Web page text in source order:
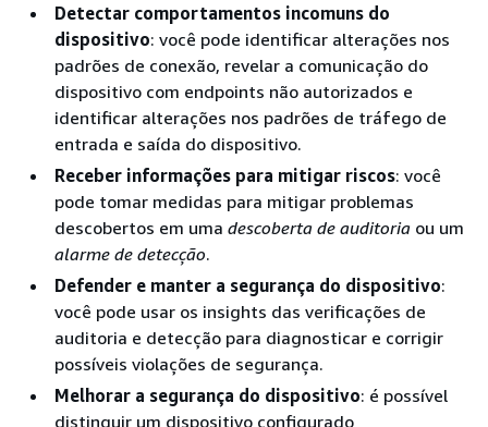
Detectar comportamentos incomuns do
dispositivo: você pode identificar alterações nos
padrões de conexão, revelar a comunicação do
dispositivo com endpoints não autorizados e
identificar alterações nos padrões de tráfego de
entrada e saída do dispositivo.
Receber informações para mitigar riscos: você
pode tomar medidas para mitigar problemas
descobertos em uma descoberta de auditoria ou um
alarme de detecção.
Defender e manter a segurança do dispositivo:
você pode usar os insights das verificações de
auditoria e detecção para diagnosticar e corrigir
possíveis violações de segurança.
Melhorar a segurança do dispositivo: é possível
distinguir um dispositivo configurado